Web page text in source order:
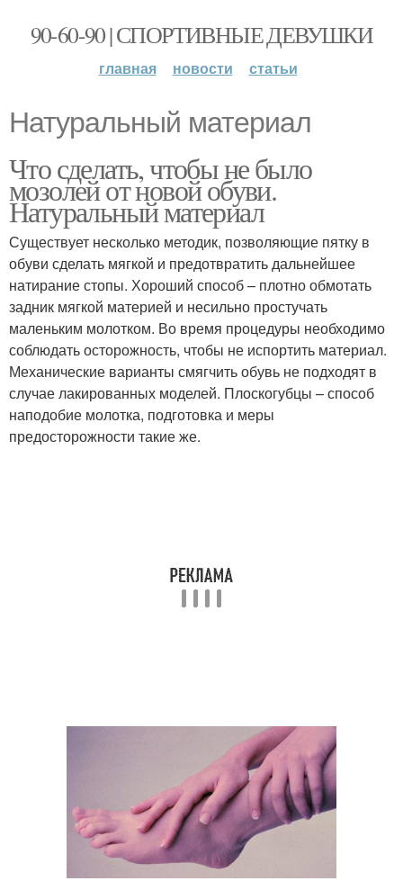
90-60-90 | СПОРТИВНЫЕ ДЕВУШКИ
главная новости статьи
Натуральный материал
Что сделать, чтобы не было
мозолей от новой обуви.
Натуральный материал
Существует несколько методик, позволяющие пятку в
обуви сделать мягкой и предотвратить дальнейшее
натирание стопы. Хороший способ – плотно обмотать
задник мягкой материей и несильно простучать
маленьким молотком. Во время процедуры необходимо
соблюдать осторожность, чтобы не испортить материал.
Механические варианты смягчить обувь не подходят в
случае лакированных моделей. Плоскогубцы – способ
наподобие молотка, подготовка и меры
предосторожности такие же.